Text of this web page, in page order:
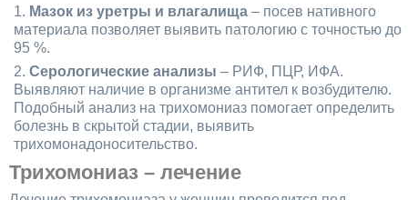
Мазок из уретры и влагалища– посев нативного
материала позволяет выявить патологию с точностью до
95 %.
Серологические анализы – РИФ, ПЦР, ИФА.
Выявляют наличие в организме антител к возбудителю.
Подобный анализ на трихомониаз помогает определить
болезнь в скрытой стадии, выявить
трихомонадоносительство.
Трихомониаз – лечение